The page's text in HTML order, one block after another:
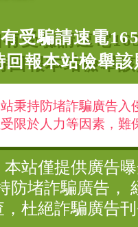
受騙請速電
回報本站檢舉
秉持防堵詐騙廣告入
限於人力等因素，難
本站僅提供廣告
防堵詐騙廣告，
，杜絕詐騙廣告刊